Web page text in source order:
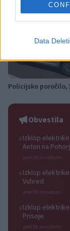
Data
Policijsko poročilo,
Policijsko poročilo,
Obvestila
⚡Izklop
Anton na
pred 28 minutami
⚡Izklop
Vuhred
pred 28 minutami
⚡Izklop
Prisoje
pred 28 minutami